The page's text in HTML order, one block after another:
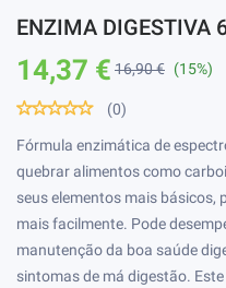
ENZIMA DIGESTIVA
14,37 € 16,90 € (15%)
(0)
Fórmula enzimática de
quebrar alimentos como
seus elementos mais básicos,
mais facilmente. Pode
manutenção da boa saúde
sintomas de má digestão.